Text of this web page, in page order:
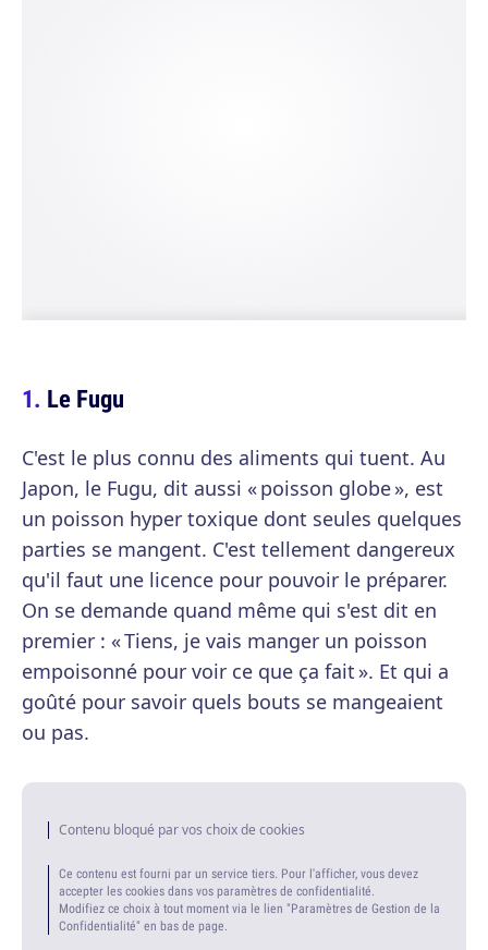
Le Fugu
C'est le plus connu des aliments qui tuent. Au
Japon, le Fugu, dit aussi « poisson globe », est
un poisson hyper toxique dont seules quelques
parties se mangent. C'est tellement dangereux
qu'il faut une licence pour pouvoir le préparer.
On se demande quand même qui s'est dit en
premier : « Tiens, je vais manger un poisson
empoisonné pour voir ce que ça fait ». Et qui a
goûté pour savoir quels bouts se mangeaient
ou pas.
Contenu bloqué par vos choix de cookies
Ce contenu est fourni par un service tiers. Pour l'afficher, vous devez
accepter les cookies dans vos paramètres de confidentialité.
Modifiez ce choix à tout moment via le lien "Paramètres de Gestion de la
Confidentialité" en bas de page.